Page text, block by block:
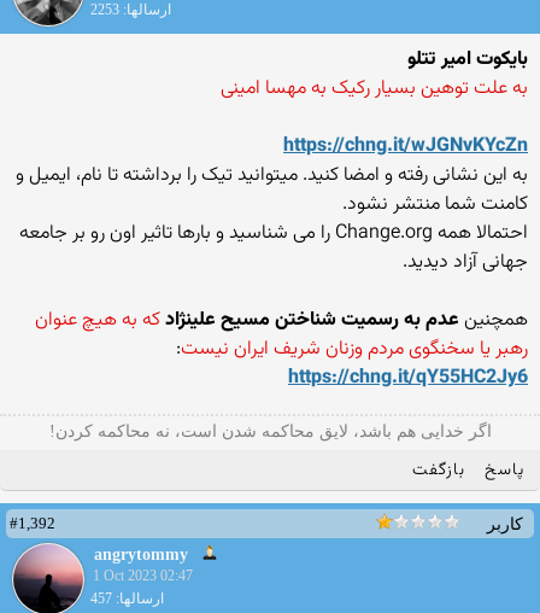
ارسالها: 2253
بایکوت امیر تتلو
به علت توهین بسیار رکیک به مهسا امینی
https://chng.it/wJGNvKYcZn
به این نشانی رفته و امضا کنید. میتوانید تیک را برداشته تا نام، ایمیل و
کامنت شما منتشر نشود.
احتمالا همه Change.org را می شناسید و بارها تاثیر اون رو بر جامعه
جهانی آزاد دیدید.
همچنین عدم به رسمیت شناختن مسیح علینژادکه به هیچ عنوان
رهبر یا سخنگوی مردم وزنان شریف ایران نیست:
https://chng.it/qY55HC2Jy6
ﺍﮔﺮ ﺧﺪﺍﯾﯽ هم ﺑﺎﺷﺪ، ﻻﯾﻖ ﻣﺤﺎﮐﻤﻪ ﺷﺪﻥ ﺍﺳﺖ، ﻧﻪ ﻣﺤﺎﮐﻤﻪ ﮐﺮﺩﻥ!
پاسخ بازگفت
کاربر
#1,392
angrytommy
1 Oct 2023 02:47
ارسالها: 457